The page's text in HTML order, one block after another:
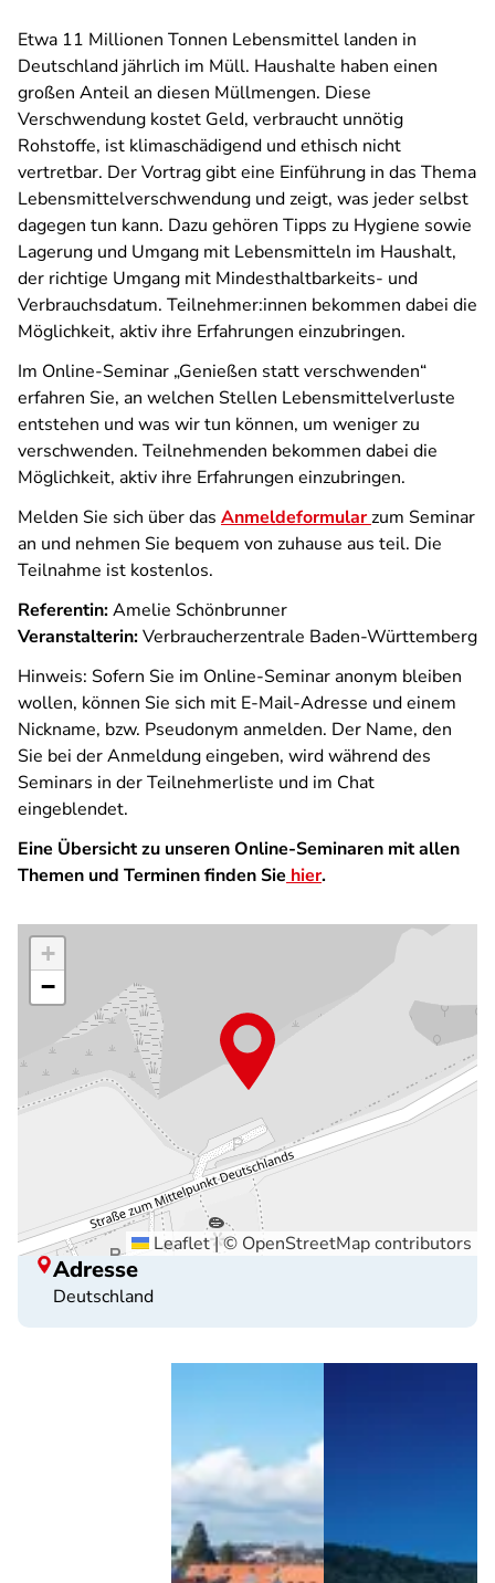
Etwa 11 Millionen Tonnen Lebensmittel landen in
Deutschland jährlich im Müll. Haushalte haben einen
großen Anteil an diesen Müllmengen. Diese
Verschwendung kostet Geld, verbraucht unnötig
Rohstoffe, ist klimaschädigend und ethisch nicht
vertretbar. Der Vortrag gibt eine Einführung in das Thema
Lebensmittelverschwendung und zeigt, was jeder selbst
dagegen tun kann. Dazu gehören Tipps zu Hygiene sowie
Lagerung und Umgang mit Lebensmitteln im Haushalt,
der richtige Umgang mit Mindesthaltbarkeits- und
Verbrauchsdatum. Teilnehmer:innen bekommen dabei die
Möglichkeit, aktiv ihre Erfahrungen einzubringen.
Im Online-Seminar „Genießen statt verschwenden“
erfahren Sie, an welchen Stellen Lebensmittelverluste
entstehen und was wir tun können, um weniger zu
verschwenden. Teilnehmenden bekommen dabei die
Möglichkeit, aktiv ihre Erfahrungen einzubringen.
Melden Sie sich über das Anmeldeformularzum Seminar
an und nehmen Sie bequem von zuhause aus teil. Die
Teilnahme ist kostenlos.
Referentin:Amelie Schönbrunner
Veranstalterin:Verbraucherzentrale Baden-Württemberg
Hinweis: Sofern Sie im Online-Seminar anonym bleiben
wollen, können Sie sich mit E-Mail-Adresse und einem
Nickname, bzw. Pseudonym anmelden. Der Name, den
Sie bei der Anmeldung eingeben, wird während des
Seminars in der Teilnehmerliste und im Chat
eingeblendet.
Eine Übersicht zu unseren Online-Seminaren mit allen
Themen und Terminen finden Sie hier.
+
−
Leaflet|© OpenStreetMapcontributors
Adresse
Deutschland